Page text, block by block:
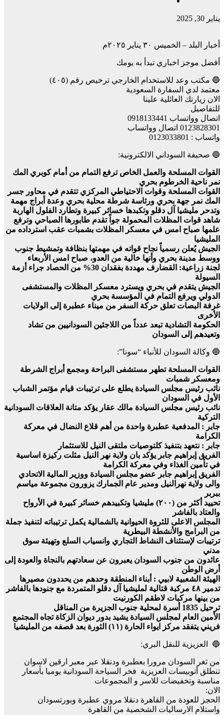
يناير 30, 2025
أخبار البلد – الخميس ٣٠ يناير ٢٠٢٥م
أفضل موجز اخباري تبدأ به يومك
🔵 مكتب وعد للاستخدام الخارجي ترخيص رقم (٤٠٥)
معتمد لدي السفارة السعودية
الان زيارتك العائلية علينا
للتفاصيل
اتصال وواتساب 0918133441
0123828301 اتصال وواتساب
واتساب : 0123033801
🔵 صحيفة السوداني الالكترونية:
القوات المسلحة والعمل الخاص ترفع التمام من أمام كوبري المك
نمر ناحية الخرطوم بحري
القوات المسلحة وقوات الاحتياطي المركزي تتقدم في محاور جسر
المك نمر جهة بحري ورئاسة شرطة محلية بحري وعدة أبراج مهمة
وتدحر مليشيا آل دقلو وتكبدها خسائر كبيرة وتطارد الفلول الهاربة
شاهد قوات المظلات المحمولة جواً تقدم طابورها الصباحي وترفع
علمها صباح امس في معسكر المظلات بشمبات عقب استرداده من
المليشيا
الجيش يُعلن رسمياً نجاح قواته في مهمتها بنظافة وتمشيط جنوب
ووسط مدينة بحري وأنها خالية من العدو، صباح امس الأربعاء
لجنة زراعية: القضارف مهددة بفقدان 30% من الحصاد جراء أزمة
السيولة
الجيش يتقدم في بحري ويسترد معسكر المظلات والمستشفى
الدولي ويرفع التمام في المؤسسة بحري
غرفة البصات تعلق حركة السفر من ميناء عطبرة إلى الولايات
الأخرى
الحكومة التشادية تبعد عدداً من اللاجئين السودانيين من تشاد
وتعيدهم إلى السودان
🔵 وكالة السودان للأنباء “سونا”:
القوات المسلحة تطهر مستشفى البراحة ومجمع أبراج الشرطة
ومعسكر شمبات
نائب رئيس مجلس السيادة يطلع على ترتيبات قيام مؤتمر الشباب
الأول في السودان
نائب رئيس مجلس السيادة مالك عقار يؤكد متانة العلاقات السودانية
التركية
جابر : المدفعية عطبرة واحدة من أهم قلاع النضال في معركة
الكرامة
جابر : نتعهد بتنفيذ كلتوصيات ملتقى النيل للاستثمار
الفريق إبراهيم جابر يؤكد بان ولاية نهر النيل مثلت ركيزة اساسية
في تأمين الغذاء وفي معركة الكرامة
الفريق إبراهيم جابر عضو مجلس السيادة ووزير المالية الاتحادي
والى ولاية نهرالنيل ومدير عام الجمارك يزورون مجموعة مياسم
ببربر
تحييد أكثر من (٢٠٠) مليشيا وتكبيدهم خسائر كبيرة في الأرواح
والعتاد بالفاشر
المجلس الاعلى للثروة الحيوانية بالشمالية يكمل ترتيباته لتنفيذ جملة
من البرامج والأنشطة البيطرية
ترتيبات لإستئناف النشاط التجاري وانسياب السلع وتهيئة سوق
مدني
عائدون من جنوب السودان يعبرون عن سعادتهم بالنجاة والعودة إلى
أرض الوطن
الهيئة الشعبية لابيي : أبناء المنطقة وحدهم من يحددون مصيرها
تدمير ٤٨ مركبة قتالية لمليشيا آل دقلو المتمردة مع جنودها بالفاشر
من بينها مركبات لاطقم الكورنيت
ترحيل 1835 أسرة لمحلية جنوب الجزيرة من المناقل
الأمين العام لمجلس السيادة يشيد بدور ديوان الزكاة تجاه المجتمع
فريني يتفقد مركز ايواء الحارة (١١) الثورة بعد قصفه من المليشيا
🔵 العزيزية للنقل البري:
من ثغر السودان مرورا بعطبرة ودنقلا عبر معبر ارقين لاسوان
تنطلق أتوبيسات العزيزية فخر السياحة السودانية يوميا بأسعار
مناسبة وتخفيضات للاسر و المجموعات
الان:
الحجز للعودة من القاهرة دنقلا مروي عطبرة وبورتسودان
واستلام الارساليات الشخصية من القاهرة